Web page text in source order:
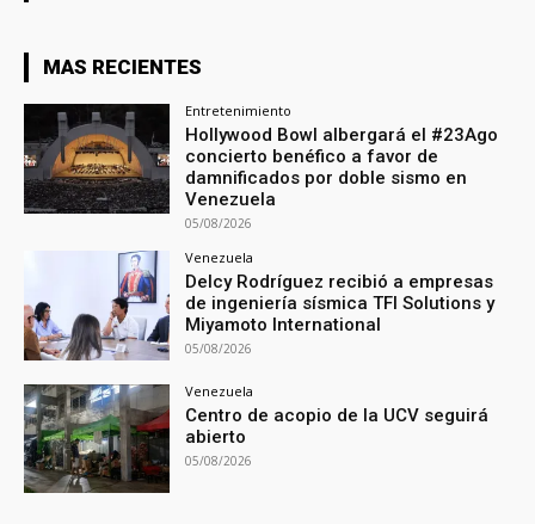
MAS RECIENTES
Entretenimiento
Hollywood Bowl albergará el #23Ago
concierto benéfico a favor de
damnificados por doble sismo en
Venezuela
05/08/2026
Venezuela
Delcy Rodríguez recibió a empresas
de ingeniería sísmica TFI Solutions y
Miyamoto International
05/08/2026
Venezuela
Centro de acopio de la UCV seguirá
abierto
05/08/2026